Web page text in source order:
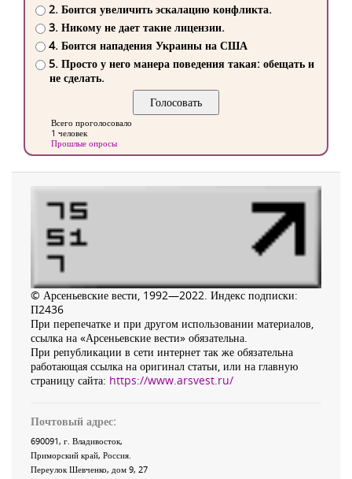
2. Боится увеличить эскалацию конфликта.
3. Никому не дает такие лицензии.
4. Боится нападения Украины на США
5. Просто у него манера поведения такая: обещать и
не сделать.
Всего проголосовало
1 человек
Прошлые опросы
© Арсеньевские вести, 1992—2022. Индекс подписки:
П2436
При перепечатке и при другом использовании материалов,
ссылка на «Арсеньевские вести» обязательна.
При републикации в сети интернет так же обязательна
работающая ссылка на оригинал статьи, или на главную
страницу сайта: https://www.arsvest.ru/
Почтовый адрес:
690091, г. Владивосток,
Приморский край, Россия.
Переулок Шевченко, дом 9, 27